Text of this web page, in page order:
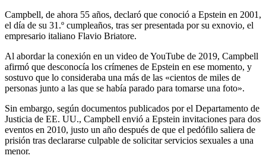
Campbell, de ahora 55 años, declaró que conoció a Epstein en 2001,
el día de su 31.º cumpleaños, tras ser presentada por su exnovio, el
empresario italiano Flavio Briatore.
Al abordar la conexión en un video de YouTube de 2019, Campbell
afirmó que desconocía los crímenes de Epstein en ese momento, y
sostuvo que lo consideraba una más de las «cientos de miles de
personas junto a las que se había parado para tomarse una foto».
Sin embargo, según documentos publicados por el Departamento de
Justicia de EE. UU., Campbell envió a Epstein invitaciones para dos
eventos en 2010, justo un año después de que el pedófilo saliera de
prisión tras declararse culpable de solicitar servicios sexuales a una
menor.